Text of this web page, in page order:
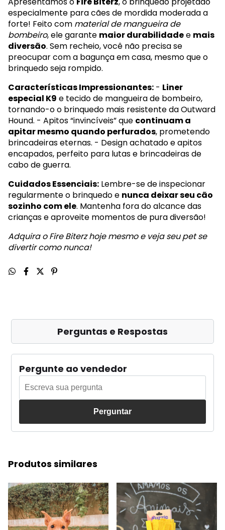
especialmente para cães de mordida moderada a
forte! Feito com material de mangueira de
bombeiro, ele garante maior durabilidadee mais
diversão. Sem recheio, você não precisa se
preocupar com a bagunça em casa, mesmo que o
brinquedo seja rompido.
Características Impressionantes: - Liner
especial K9 e tecido de mangueira de bombeiro,
tornando-o o brinquedo mais resistente da Outward
Hound. - Apitos “invincíveis” que continuam a
apitar mesmo quando perfurados, prometendo
brincadeiras eternas. - Design achatado e apitos
encapados, perfeito para lutas e brincadeiras de
cabo de guerra.
Cuidados Essenciais: Lembre-se de inspecionar
regularmente o brinquedo e nunca deixar seu cão
sozinho com ele. Mantenha fora do alcance das
crianças e aproveite momentos de pura diversão!
Adquira o Fire Biterz hoje mesmo e veja seu pet se
divertir como nunca!
Perguntas e Respostas
Pergunte ao vendedor
Perguntar
Produtos similares